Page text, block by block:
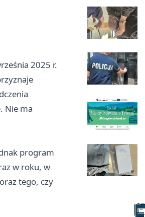
2025 r.
Nie ma
program
w roku, w
tego, czy